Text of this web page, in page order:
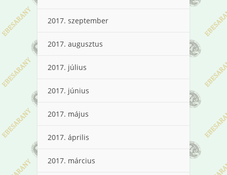
2017. szeptember
2017. augusztus
2017. július
2017. június
2017. május
2017. április
2017. március